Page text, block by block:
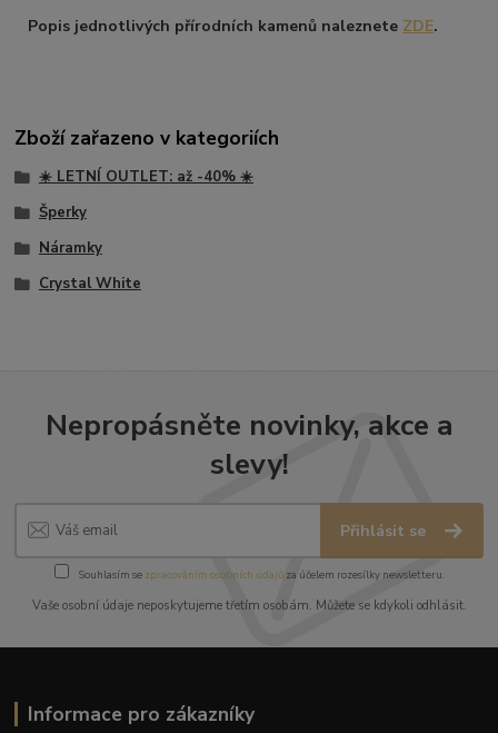
Popis jednotlivých přírodních kamenů naleznete ZDE.
Zboží zařazeno v kategoriích
☀️ LETNÍ OUTLET: až -40% ☀️
Šperky
Náramky
Crystal White
Nepropásněte novinky, akce a
slevy!
Přihlásit se
Souhlasím se zpracováním osobních údajůza účelem rozesílky newsletteru.
Vaše osobní údaje neposkytujeme třetím osobám. Můžete se kdykoli odhlásit.
Informace pro zákazníky